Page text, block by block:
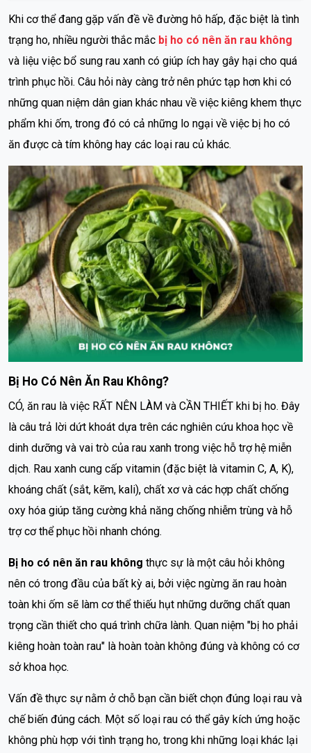
Khi cơ thể đang gặp vấn đề về đường hô hấp, đặc biệt là tình
trạng ho, nhiều người thắc mắc bị ho có nên ăn rau không
và liệu việc bổ sung rau xanh có giúp ích hay gây hại cho quá
trình phục hồi. Câu hỏi này càng trở nên phức tạp hơn khi có
những quan niệm dân gian khác nhau về việc kiêng khem thực
phẩm khi ốm, trong đó có cả những lo ngại về việc bị ho có
ăn được cà tím không hay các loại rau củ khác.
Bị Ho Có Nên Ăn Rau Không?
CÓ, ăn rau là việc RẤT NÊN LÀM và CẦN THIẾT khi bị ho. Đây
là câu trả lời dứt khoát dựa trên các nghiên cứu khoa học về
dinh dưỡng và vai trò của rau xanh trong việc hỗ trợ hệ miễn
dịch. Rau xanh cung cấp vitamin (đặc biệt là vitamin C, A, K),
khoáng chất (sắt, kẽm, kali), chất xơ và các hợp chất chống
oxy hóa giúp tăng cường khả năng chống nhiễm trùng và hỗ
trợ cơ thể phục hồi nhanh chóng.
Bị ho có nên ăn rau không thực sự là một câu hỏi không
nên có trong đầu của bất kỳ ai, bởi việc ngừng ăn rau hoàn
toàn khi ốm sẽ làm cơ thể thiếu hụt những dưỡng chất quan
trọng cần thiết cho quá trình chữa lành. Quan niệm "bị ho phải
kiêng hoàn toàn rau" là hoàn toàn không đúng và không có cơ
sở khoa học.
Vấn đề thực sự nằm ở chỗ bạn cần biết chọn đúng loại rau và
chế biến đúng cách. Một số loại rau có thể gây kích ứng hoặc
không phù hợp với tình trạng ho, trong khi những loại khác lại